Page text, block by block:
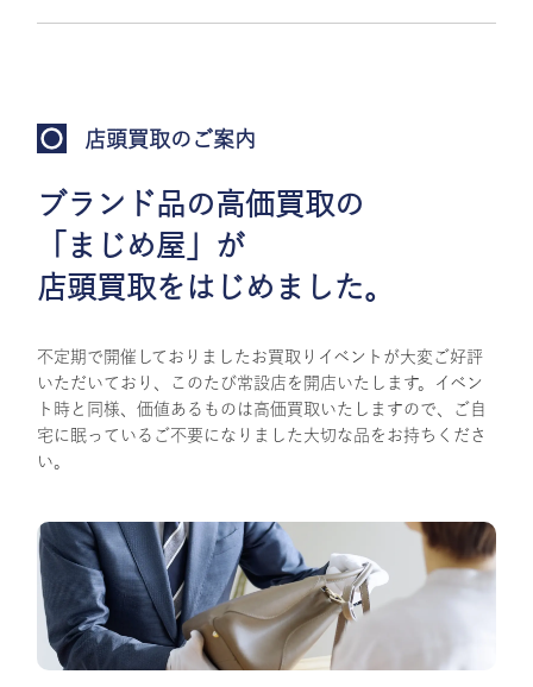
店頭買取のご案内
ブランド品の高価買取の
「まじめ屋」が
店頭買取をはじめました。
不定期で開催しておりましたお買取りイベントが大変ご好評
いただいており、このたび常設店を開店いたします。イベン
ト時と同様、価値あるものは高価買取いたしますので、ご自
宅に眠っているご不要になりました大切な品をお持ちくださ
い。